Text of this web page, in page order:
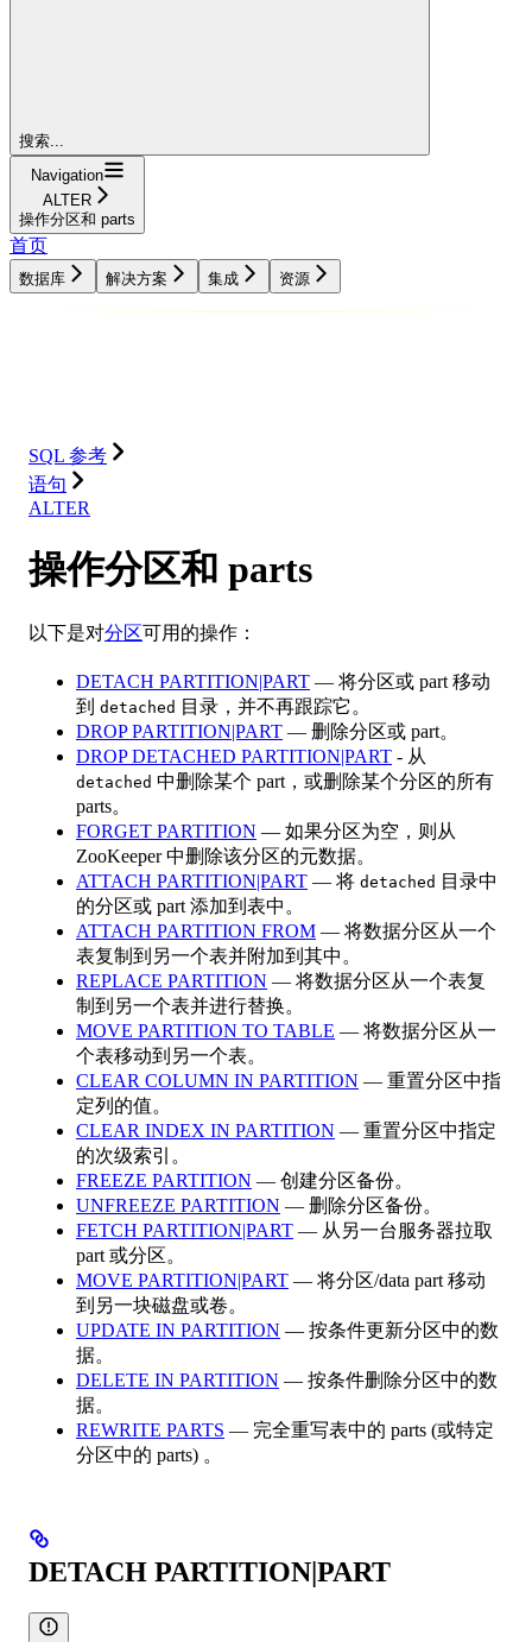
搜索...
Navigation
ALTER
操作分区和 parts
首页
数据库 解决方案 集成 资源
SQL 参考
语句
ALTER
操作分区和 parts
以下是对分区可用的操作：
DETACH PARTITION|PART — 将分区或 part 移动
到 detached 目录，并不再跟踪它。
DROP PARTITION|PART — 删除分区或 part。
DROP DETACHED PARTITION|PART - 从
detached 中删除某个 part，或删除某个分区的所有
parts。
FORGET PARTITION — 如果分区为空，则从
ZooKeeper 中删除该分区的元数据。
ATTACH PARTITION|PART — 将 detached 目录中
的分区或 part 添加到表中。
ATTACH PARTITION FROM — 将数据分区从一个
表复制到另一个表并附加到其中。
REPLACE PARTITION — 将数据分区从一个表复
制到另一个表并进行替换。
MOVE PARTITION TO TABLE — 将数据分区从一
个表移动到另一个表。
CLEAR COLUMN IN PARTITION — 重置分区中指
定列的值。
CLEAR INDEX IN PARTITION — 重置分区中指定
的次级索引。
FREEZE PARTITION — 创建分区备份。
UNFREEZE PARTITION — 删除分区备份。
FETCH PARTITION|PART — 从另一台服务器拉取
part 或分区。
MOVE PARTITION|PART — 将分区/data part 移动
到另一块磁盘或卷。
UPDATE IN PARTITION — 按条件更新分区中的数
据。
DELETE IN PARTITION — 按条件删除分区中的数
据。
REWRITE PARTS — 完全重写表中的 parts (或特定
分区中的 parts) 。
DETACH PARTITION|PART